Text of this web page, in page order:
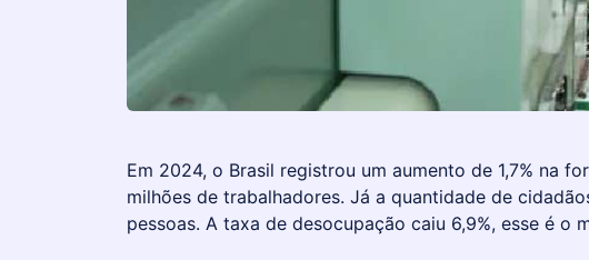
Em 2024, o Brasil registrou um aumento de 1,7% na
milhões de trabalhadores. Já a quantidade de
pessoas. A taxa de desocupação caiu 6,9%, esse é o